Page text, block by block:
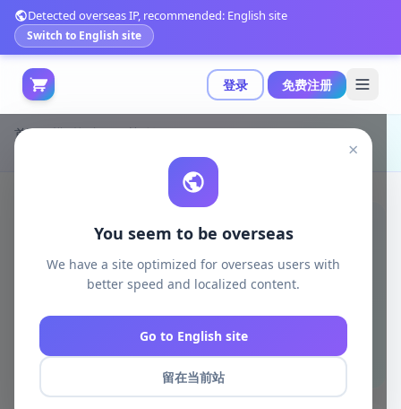
登录 免费注册
Detected overseas IP, recommended: English site
Switch to English site
×
You seem to be overseas
We have a site optimized for overseas users with
better speed and localized content.
Go to English site
留在当前站
首页 模型打印
日韩动漫